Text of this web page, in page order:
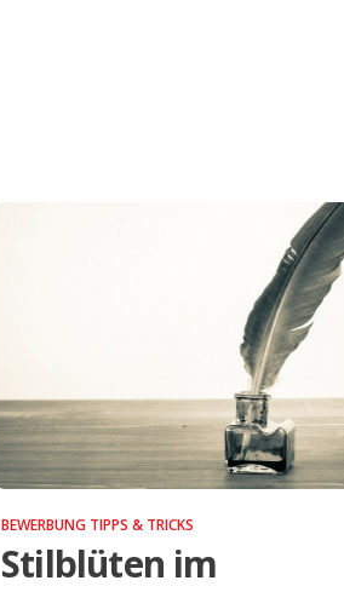
BEWERBUNG TIPPS & TRICKS
Stilblüten im